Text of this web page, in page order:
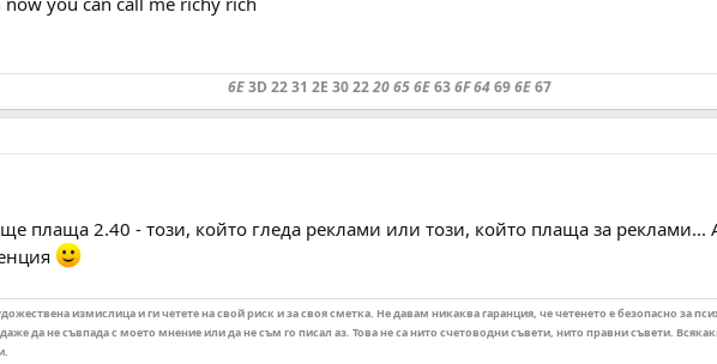
6E3D 22 31 2E 30 2220 65 6E636F 64696E67
плаща 2.40 - този, който гледа реклами или този, който плаща за
измислица и ги четете на свой риск и за своя сметка. Не давам никаква гаранция, че четенето е безопасно за
да не съвпада с моето мнение или да не съм го писал аз. Това не са нито счетоводни съвети, нито правни съвети.